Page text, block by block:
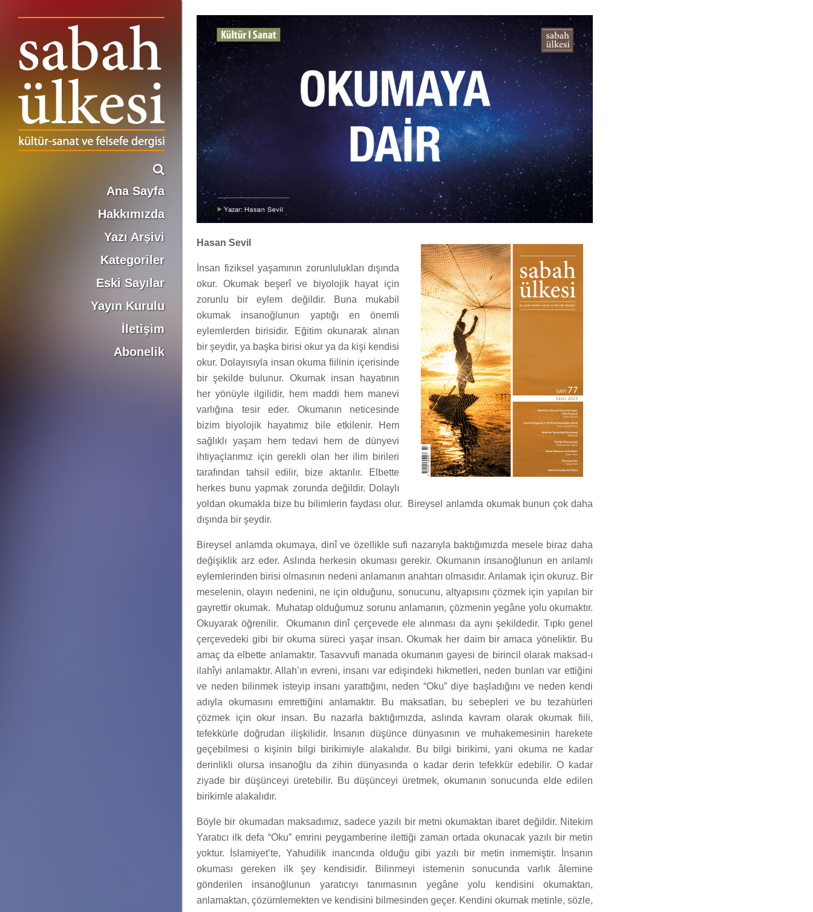
Ana Sayfa
Hakkımızda
Yazı Arşivi
Kategoriler
Eski Sayılar
Yayın Kurulu
İletişim
Abonelik
Hasan Sevil
İnsan fiziksel yaşamının zorunlulukları dışında
okur. Okumak beşerî ve biyolojik hayat için
zorunlu bir eylem değildir. Buna mukabil
okumak insanoğlunun yaptığı en önemli
eylemlerden birisidir. Eğitim okunarak alınan
bir şeydir, ya başka birisi okur ya da kişi kendisi
okur. Dolayısıyla insan okuma fiilinin içerisinde
bir şekilde bulunur. Okumak insan hayatının
her yönüyle ilgilidir, hem maddi hem manevi
varlığına tesir eder. Okumanın neticesinde
bizim biyolojik hayatımız bile etkilenir. Hem
sağlıklı yaşam hem tedavi hem de dünyevi
ihtiyaçlarımız için gerekli olan her ilim birileri
tarafından tahsil edilir, bize aktarılır. Elbette
herkes bunu yapmak zorunda değildir. Dolaylı
yoldan okumakla bize bu bilimlerin faydası olur. Bireysel anlamda okumak bunun çok daha
dışında bir şeydir.
Bireysel anlamda okumaya, dinî ve özellikle sufi nazarıyla baktığımızda mesele biraz daha
değişiklik arz eder. Aslında herkesin okuması gerekir. Okumanın insanoğlunun en anlamlı
eylemlerinden birisi olmasının nedeni anlamanın anahtarı olmasıdır. Anlamak için okuruz. Bir
meselenin, olayın nedenini, ne için olduğunu, sonucunu, altyapısını çözmek için yapılan bir
gayrettir okumak. Muhatap olduğumuz sorunu anlamanın, çözmenin yegâne yolu okumaktır.
Okuyarak öğrenilir. Okumanın dinî çerçevede ele alınması da aynı şekildedir. Tıpkı genel
çerçevedeki gibi bir okuma süreci yaşar insan. Okumak her daim bir amaca yöneliktir. Bu
amaç da elbette anlamaktır. Tasavvufi manada okumanın gayesi de birincil olarak maksad-ı
ilahîyi anlamaktır. Allah’ın evreni, insanı var edişindeki hikmetleri, neden bunları var ettiğini
ve neden bilinmek isteyip insanı yarattığını, neden “Oku” diye başladığını ve neden kendi
adıyla okumasını emrettiğini anlamaktır. Bu maksatları, bu sebepleri ve bu tezahürleri
çözmek için okur insan. Bu nazarla baktığımızda, aslında kavram olarak okumak fiili,
tefekkürle doğrudan ilişkilidir. İnsanın düşünce dünyasının ve muhakemesinin harekete
geçebilmesi o kişinin bilgi birikimiyle alakalıdır. Bu bilgi birikimi, yani okuma ne kadar
derinlikli olursa insanoğlu da zihin dünyasında o kadar derin tefekkür edebilir. O kadar
ziyade bir düşünceyi üretebilir. Bu düşünceyi üretmek, okumanın sonucunda elde edilen
birikimle alakalıdır.
Böyle bir okumadan maksadımız, sadece yazılı bir metni okumaktan ibaret değildir. Nitekim
Yaratıcı ilk defa “Oku” emrini peygamberine ilettiği zaman ortada okunacak yazılı bir metin
yoktur. İslamiyet’te, Yahudilik inancında olduğu gibi yazılı bir metin inmemiştir. İnsanın
okuması gereken ilk şey kendisidir. Bilinmeyi istemenin sonucunda varlık âlemine
gönderilen insanoğlunun yaratıcıyı tanımasının yegâne yolu kendisini okumaktan,
anlamaktan, çözümlemekten ve kendisini bilmesinden geçer. Kendini okumak metinle, sözle,